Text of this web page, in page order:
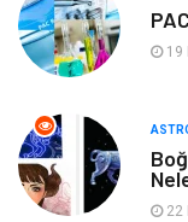
Genel Kültür
Müzik
Mobilya
Finans
19
22